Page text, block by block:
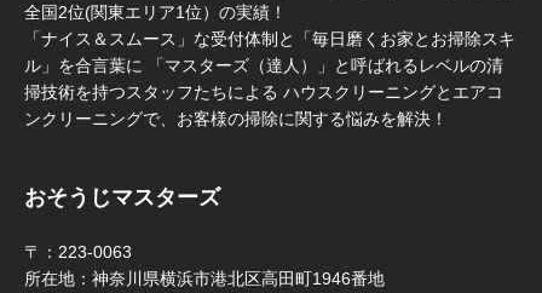
全国2位(関東エリア1位）の実績！
「ナイス＆スムース」な受付体制と「毎日磨くお家とお掃除スキ
ル」を合言葉に 「マスターズ（達人）」と呼ばれるレベルの清
掃技術を持つスタッフたちによる ハウスクリーニングとエアコ
ンクリーニングで、お客様の掃除に関する悩みを解決！
おそうじマスターズ
〒：223-0063
所在地：神奈川県横浜市港北区高田町1946番地